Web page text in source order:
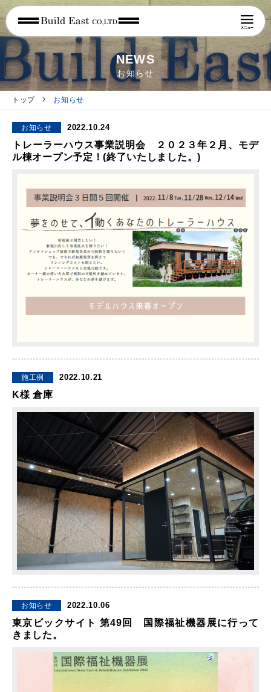
NEWS
お知らせ
トップ お知らせ
お知らせ 2022.10.24
トレーラーハウス事業説明会 ２０２３年２月、モデ
ル棟オープン予定！(終了いたしました。)
施工例 2022.10.21
K様 倉庫
お知らせ 2022.10.06
東京ビックサイト 第49回 国際福祉機器展に行って
きました。